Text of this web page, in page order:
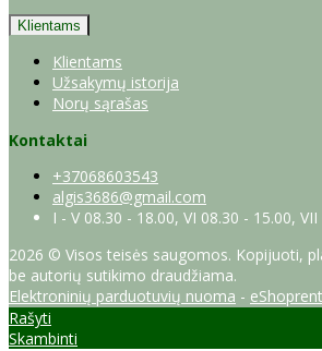
Klientams
Klientams
Užsakymų istorija
Norų sąrašas
Kontaktai
+37068603543
algis3686@gmail.com
I - V 08.30 - 18.00, VI 08.30 - 15.00,
2026 © Visos teisės saugomos. Kopijuoti,
be autorių sutikimo draudžiama.
Elektroninių parduotuvių nuoma -
Rašyti
Skambinti